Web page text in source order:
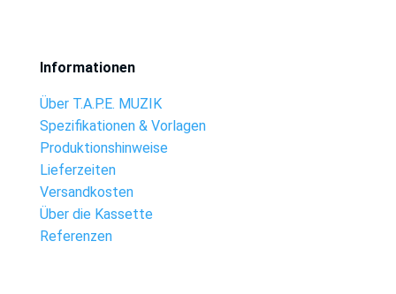
Informationen
Über T.A.P.E. MUZIK
Spezifikationen & Vorlagen
Produktionshinweise
Lieferzeiten
Versandkosten
Über die Kassette
Referenzen